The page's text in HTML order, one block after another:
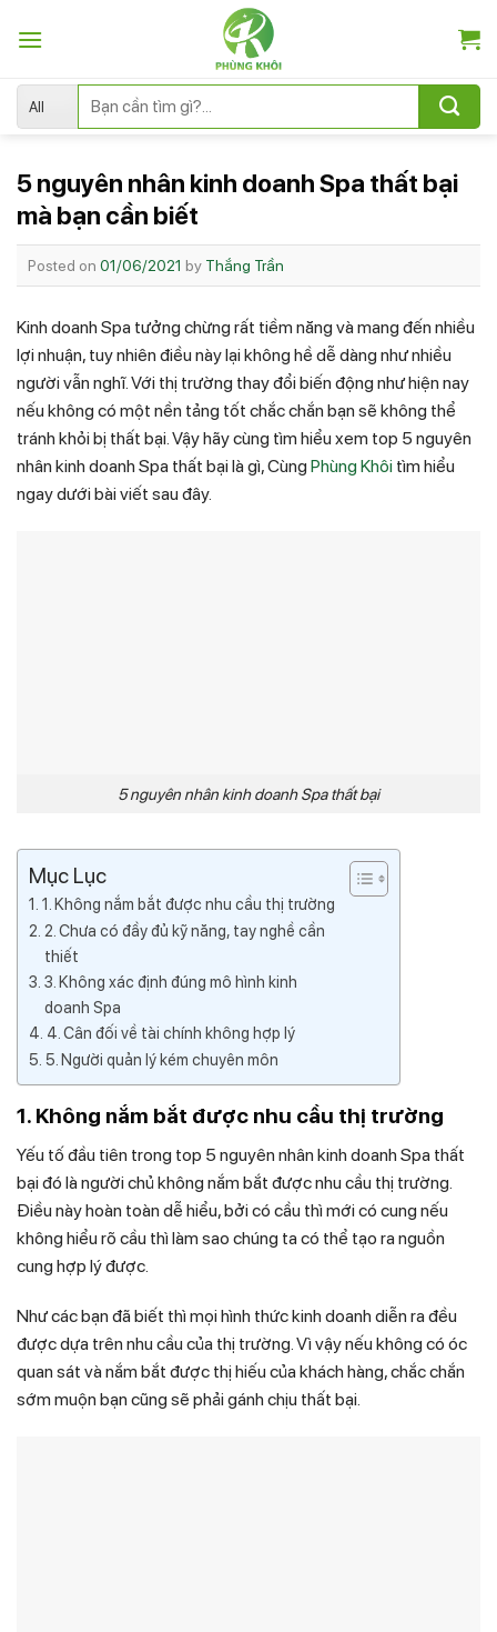
kiếm:
5 nguyên nhân kinh doanh Spa thất bại
mà bạn cần biết
Posted on 01/06/2021 by Thắng Trần
Kinh doanh Spa tưởng chừng rất tiềm năng và mang đến nhiều
lợi nhuận, tuy nhiên điều này lại không hề dễ dàng như nhiều
người vẫn nghĩ. Với thị trường thay đổi biến động như hiện nay
nếu không có một nền tảng tốt chắc chắn bạn sẽ không thể
tránh khỏi bị thất bại. Vậy hãy cùng tìm hiểu xem top 5 nguyên
nhân kinh doanh Spa thất bại là gì, Cùng Phùng Khôi tìm hiểu
ngay dưới bài viết sau đây.
5 nguyên nhân kinh doanh Spa thất bại
Mục Lục
1. Không nắm bắt được nhu cầu thị trường
2. Chưa có đầy đủ kỹ năng, tay nghề cần
thiết
3. Không xác định đúng mô hình kinh
doanh Spa
4. Cân đối về tài chính không hợp lý
5. Người quản lý kém chuyên môn
1. Không nắm bắt được nhu cầu thị trường
Yếu tố đầu tiên trong top 5 nguyên nhân kinh doanh Spa thất
bại đó là người chủ không nắm bắt được nhu cầu thị trường.
Điều này hoàn toàn dễ hiểu, bởi có cầu thì mới có cung nếu
không hiểu rõ cầu thì làm sao chúng ta có thể tạo ra nguồn
cung hợp lý được.
Như các bạn đã biết thì mọi hình thức kinh doanh diễn ra đều
được dựa trên nhu cầu của thị trường. Vì vậy nếu không có óc
quan sát và nắm bắt được thị hiếu của khách hàng, chắc chắn
sớm muộn bạn cũng sẽ phải gánh chịu thất bại.